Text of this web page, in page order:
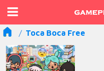
Toca Boca Free